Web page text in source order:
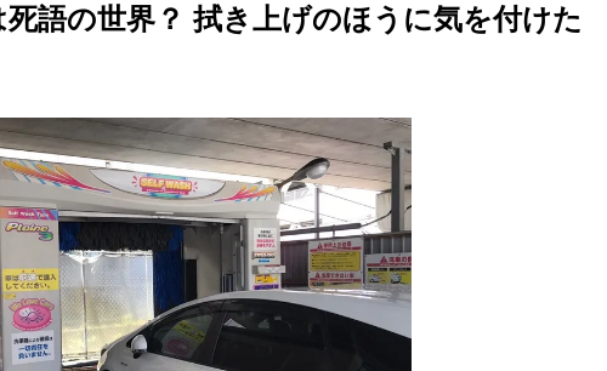
t
語の世界？ 拭き上げのほうに気を付けた